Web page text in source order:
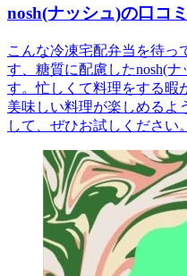
nosh(ナッシュ)の口コ
こんな冷凍宅配弁当を待っ
す、糖質に配慮したnosh(
す。忙しくて料理をする暇
美味しい料理が楽しめるよ
して、ぜひお試しください。